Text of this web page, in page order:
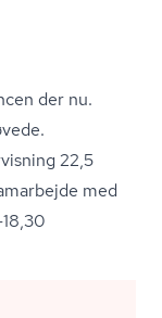
der nu.
22,5
med